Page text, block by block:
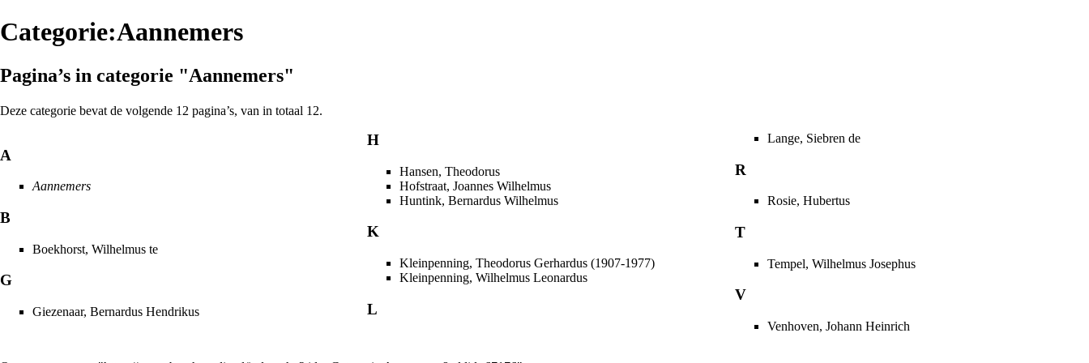
Categorie:Aannemers
Pagina’s in categorie "Aannemers"
Deze categorie bevat de volgende 12 pagina’s, van in totaal 12.
A
Aannemers
B
Boekhorst, Wilhelmus te
G
Giezenaar, Bernardus Hendrikus
H
Hansen, Theodorus
Hofstraat, Joannes Wilhelmus
Huntink, Bernardus Wilhelmus
K
Kleinpenning, Theodorus Gerhardus (1907-1977)
Kleinpenning, Wilhelmus Leonardus
L
Lange, Siebren de
R
Rosie, Hubertus
T
Tempel, Wilhelmus Josephus
V
Venhoven, Johann Heinrich